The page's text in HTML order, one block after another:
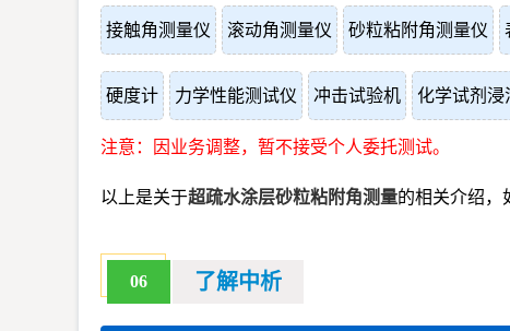
接触角测量仪 滚动角测量仪 砂粒粘附角测量仪
硬度计 力学性能测试仪 冲击试验机 化学试剂浸
注意：因业务调整，暂不接受个人委托测试。
以上是关于超疏水涂层砂粒粘附角测量的相关介绍，
06 了解中析